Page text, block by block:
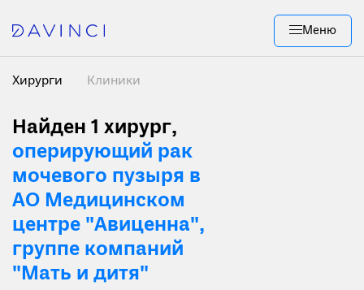
Меню
Хирурги Клиники
Найден 1 хирург,
оперирующий рак
мочевого пузыря в
АО Медицинском
центре "Авиценна",
группе компаний
"Мать и дитя"